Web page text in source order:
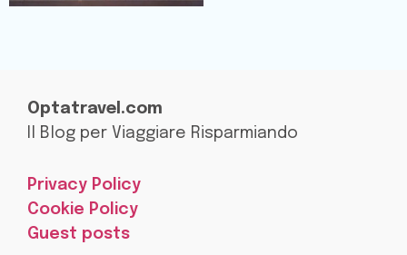
Optatravel.com
Il Blog per Viaggiare Risparmiando
Privacy Policy
Cookie Policy
Guest posts